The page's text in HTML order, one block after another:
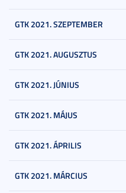
GTK 2021. SZEPTEMBER
GTK 2021. AUGUSZTUS
GTK 2021. JÚNIUS
GTK 2021. MÁJUS
GTK 2021. ÁPRILIS
GTK 2021. MÁRCIUS